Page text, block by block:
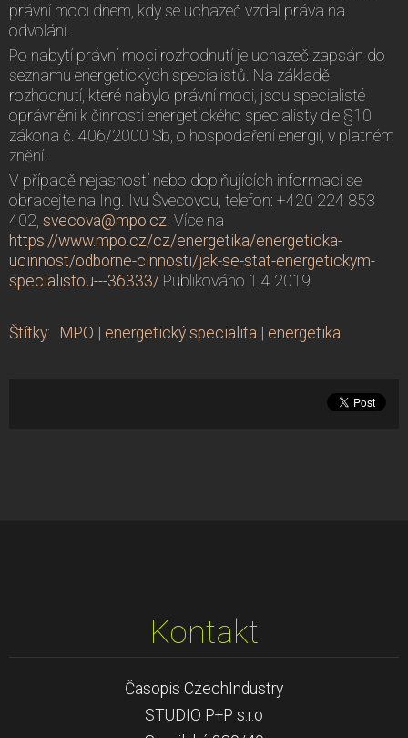
právní moci dnem, kdy se uchazeč vzdal práva na
odvolání.
Po nabytí právní moci rozhodnutí je uchazeč zapsán do
seznamu energetických specialistů. Na základě
rozhodnutí, které nabylo právní moci, jsou specialisté
oprávněni k činnosti energetického specialisty dle §10
zákona č. 406/2000 Sb, o hospodaření energií, v platném
znění.
V případě nejasností nebo doplňujících informací se
obracejte na Ing. Ivu Švecovou, telefon: +420 224 853
402, svecova@mpo.cz . Více na
https://www.mpo.cz/cz/energetika/energeticka-
ucinnost/odborne-cinnosti/jak-se-stat-energetickym-
specialistou---36333/ Publikováno 1.4.2019
Štítky: MPO | energetický specialita | energetika
Kontakt
Časopis CzechIndustry
STUDIO P+P s.r.o